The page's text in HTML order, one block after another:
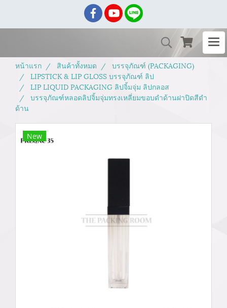
หน้าแรก สินค้าทั้งหมด
บรรจุภัณฑ์ (PACKAGING)
LIPSTICK & LIP GLOSS บรรจุภัณฑ์ ลิป
LIP LIQUID PACKAGING ลิปจิ้มจุ่ม ลิปกลอส
บรรจุภัณฑ์หลอดลิปจิ้มจุ่มทรงเหลี่ยมขอบดำด้านฝาปิดสีดำ
ด้าน
New